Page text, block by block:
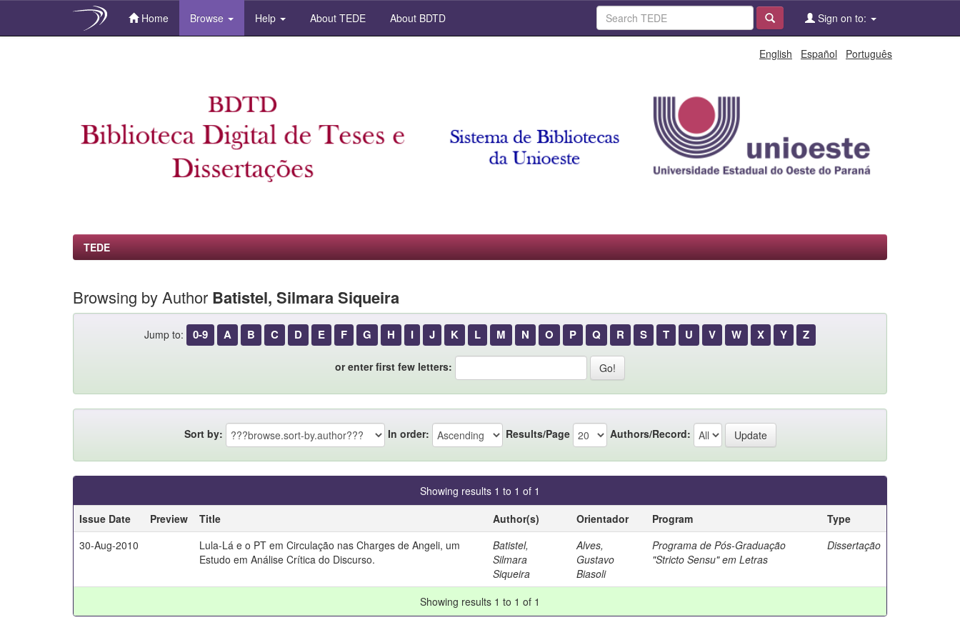
Home Browse Help About TEDE About BDTD Sign on to:
English Español Português
TEDE
Browsing by Author Batistel, Silmara Siqueira
Jump to: 0-9 A B C D E F G H I J K L M N O P Q R S T U V W X Y Z
or enter first few letters:
Sort by: In order: Results/Page Authors/Record:
Showing results 1 to 1 of 1
Issue Date
Preview Title Author(s) Orientador Program
Type
30-Aug-2010
Lula-Lá e o PT em Circulação nas Charges de Angeli, um
Estudo em Análise Crítica do Discurso.
Batistel,
Silmara
Siqueira
Alves,
Gustavo
Biasoli
Programa de Pós-Graduação
"Stricto Sensu" em Letras
Dissertação
Showing results 1 to 1 of 1